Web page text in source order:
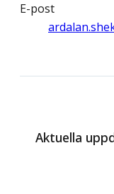
E-post
Aktuella